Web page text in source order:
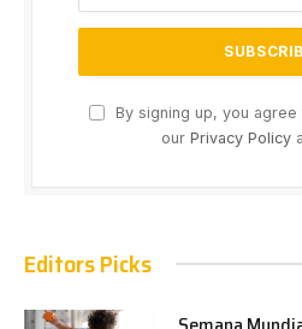
By signing up, you
our Privacy Policy
Editors Picks